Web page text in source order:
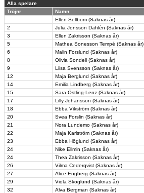
Alla spelare
Tröjnr
Namn
Ellen Sellbom (Saknas år)
2
Julia Jonsson Dahlén (Saknas år)
3
Ellen Zakrisson (Saknas år)
5
Mathea Sonesson Tempé (Saknas år)
6
Malin Forslund (Saknas år)
8
Olivia Sondell (Saknas år)
9
Liisa Svensson (Saknas år)
12
Maja Berglund (Saknas år)
14
Emilia Lindberg (Saknas år)
15
Sara Östling-Lenz (Saknas år)
17
Lilly Johansson (Saknas år)
18
Ebba Vikström (Saknas år)
20
Svea Forslin (Saknas år)
21
Nora Lundemo (Saknas år)
22
Maja Karlström (Saknas år)
23
Ebba Höglund (Saknas år)
24
Nike Ellmin (Saknas år)
24
Thea Zakrisson (Saknas år)
26
Vilma Cederqvist (Saknas år)
27
Alice Engberg (Saknas år)
29
Viola Skoglund (Saknas år)
32
Alva Bergman (Saknas år)